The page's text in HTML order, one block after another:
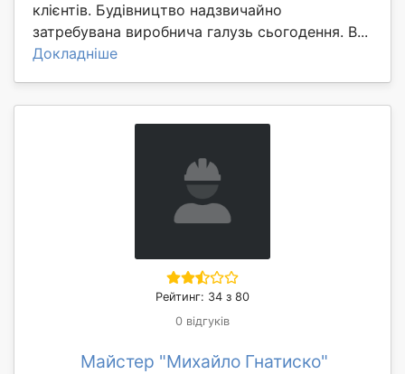
клієнтів. Будівництво надзвичайно
затребувана виробнича галузь сьогодення. В...
Докладніше
Рейтинг: 34 з 80
0 відгуків
Майстер "Михайло Гнатиско"